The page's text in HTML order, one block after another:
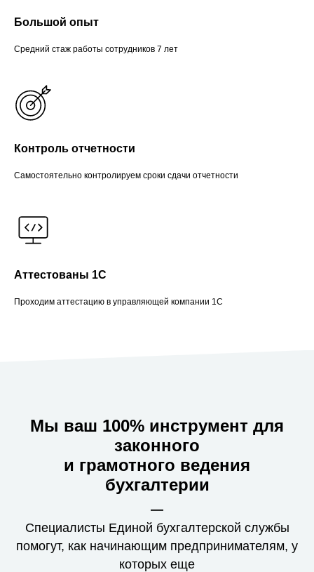
Большой опыт
Средний стаж работы сотрудников 7 лет
Контроль отчетности
Самостоятельно контролируем сроки сдачи отчетности
Аттестованы 1С
Проходим аттестацию в управляющей компании 1С
Мы ваш 100% инструмент для
законного
и грамотного ведения
бухгалтерии
—
Специалисты Единой бухгалтерской службы
помогут, как начинающим предпринимателям, у
которых еще